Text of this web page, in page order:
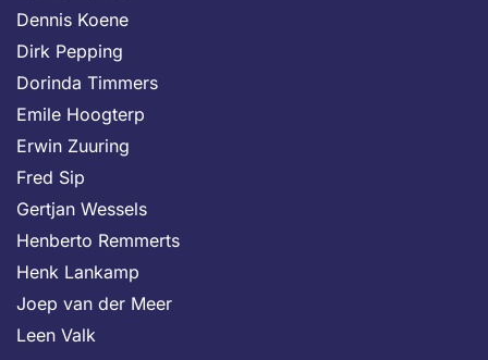
Dennis Koene
Dirk Pepping
Dorinda Timmers
Emile Hoogterp
Erwin Zuuring
Fred Sip
Gertjan Wessels
Henberto Remmerts
Henk Lankamp
Joep van der Meer
Leen Valk